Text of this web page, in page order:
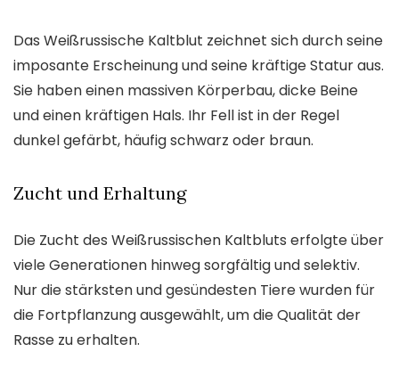
Das Weißrussische Kaltblut zeichnet sich durch seine
imposante Erscheinung und seine kräftige Statur aus.
Sie haben einen massiven Körperbau, dicke Beine
und einen kräftigen Hals. Ihr Fell ist in der Regel
dunkel gefärbt, häufig schwarz oder braun.
Zucht und Erhaltung
Die Zucht des Weißrussischen Kaltbluts erfolgte über
viele Generationen hinweg sorgfältig und selektiv.
Nur die stärksten und gesündesten Tiere wurden für
die Fortpflanzung ausgewählt, um die Qualität der
Rasse zu erhalten.